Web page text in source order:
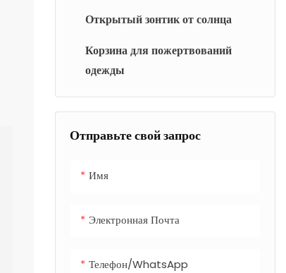
Открытый зонтик от солнца
Корзина для пожертвований
одежды
Отправьте свой запрос
Имя
Электронная Почта
Телефон/WhatsApp